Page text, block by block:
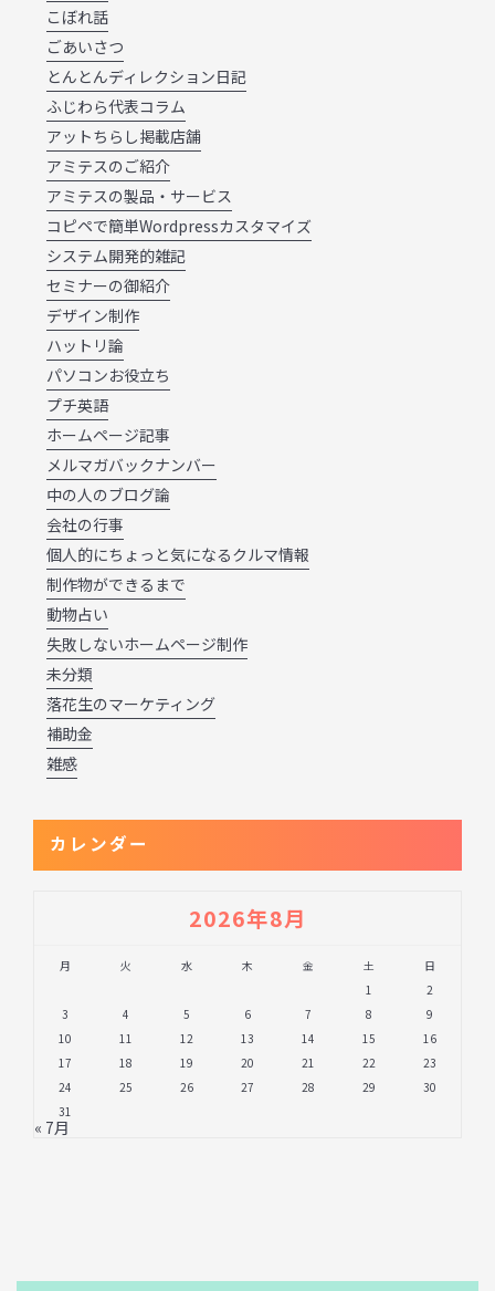
こぼれ話
ごあいさつ
とんとんディレクション日記
ふじわら代表コラム
アットちらし掲載店舗
アミテスのご紹介
アミテスの製品・サービス
コピペで簡単Wordpressカスタマイズ
システム開発的雑記
セミナーの御紹介
デザイン制作
ハットリ論
パソコンお役立ち
プチ英語
ホームページ記事
メルマガバックナンバー
中の人のブログ論
会社の行事
個人的にちょっと気になるクルマ情報
制作物ができるまで
動物占い
失敗しないホームページ制作
未分類
落花生のマーケティング
補助金
雑感
カレンダー
2026年8月
月 火 水 木 金 土
日
1
2
3
4 5 6 7 8
9
10
11 12 13 14 15
16
17
18 19 20 21 22
23
24
25 26 27 28 29
30
31
« 7月